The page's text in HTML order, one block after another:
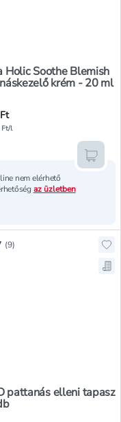
Holic Soothe Blemish
krém - 20 ml
Ft/l
nem elérhető
az üzletben
a kedvencekhez,
listára,
pattanás elleni tapasz
pontszáma:
(9)